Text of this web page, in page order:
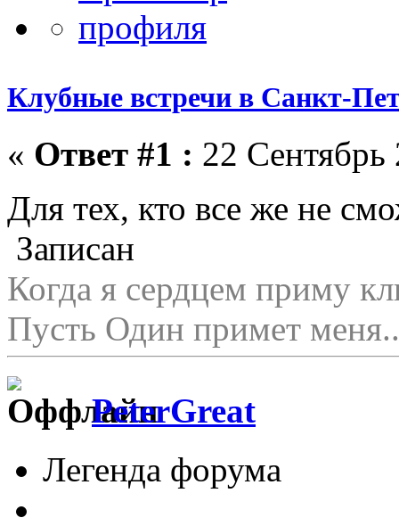
Клубные встречи в Санкт-
« Ответ #1 : 22
Для тех, кто все же не
Записан
Когда я сердцем приму
Пусть Один примет
PeterGreat
Легенда форума